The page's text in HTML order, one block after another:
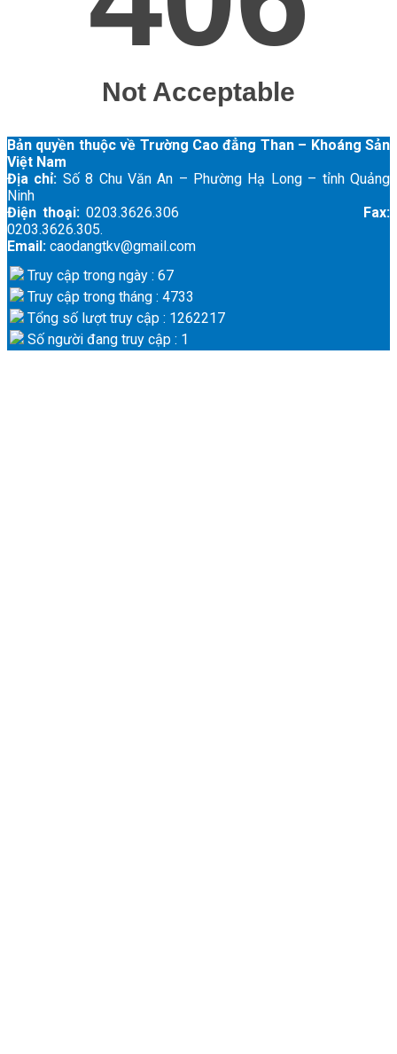
Bản quyền thuộc về Trường Cao đẳng Than – Khoáng Sản
Việt Nam
Địa chỉ: Số 8 Chu Văn An – Phường Hạ Long – tỉnh Quảng
Ninh
Điện thoại: 0203.3626.306 Fax:
0203.3626.305.
Email: caodangtkv@gmail.com
Truy cập trong ngày : 67
Truy cập trong tháng : 4733
Tổng số lượt truy cập : 1262217
Số người đang truy cập : 1